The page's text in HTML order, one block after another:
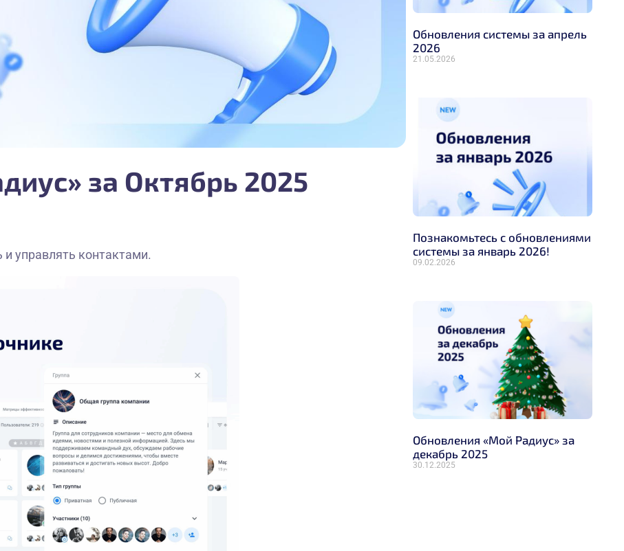
за Октябрь 2025
управлять контактами.
Обновления системы за апрель
2026
21.05.2026
Познакомьтесь с обновлениями
системы за январь 2026!
09.02.2026
Обновления «Мой Радиус» за
декабрь 2025
30.12.2025